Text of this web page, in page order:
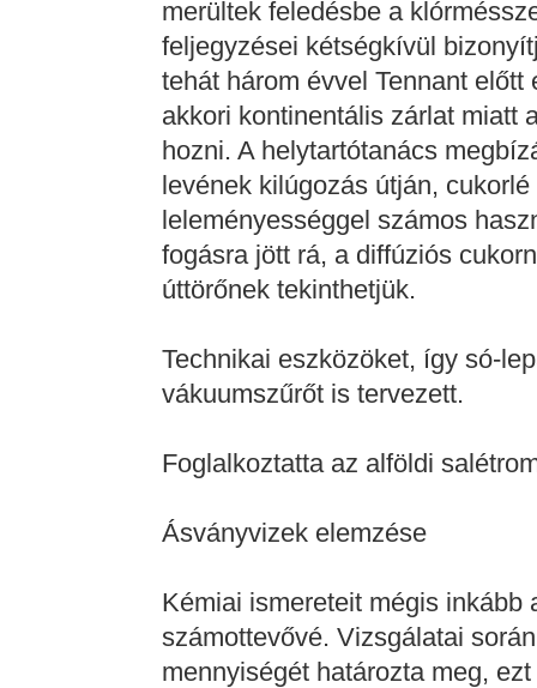
merültek feledésbe a
feljegyzései kétségkívül
tehát három évvel Tennant
akkori kontinentális zárlat miatt
hozni. A helytartótanács
levének kilúgozás útján,
leleményességgel számos
fogásra jött rá, a diffúziós
úttörőnek tekinthetjük.
Technikai eszközöket, így só-
vákuumszűrőt is tervezett.
Foglalkoztatta az alföldi
Ásványvizek elemzése
Kémiai ismereteit mégis inkább
számottevővé. Vizsgálatai
mennyiségét határozta meg,